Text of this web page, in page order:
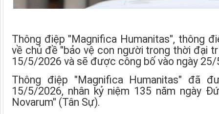
Thông điệp "Magnifica Humanitas", thông
về chủ đề "bảo vệ con người trong thời đại
15/5/2026 và sẽ được công bố vào ngày
Thông điệp "Magnifica Humanitas" đã
15/5/2026, nhân kỷ niệm 135 năm ngày
Novarum" (Tân Sự).